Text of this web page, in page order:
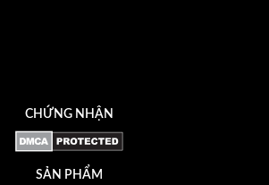
CHỨNG NHẬN
SẢN PHẨM